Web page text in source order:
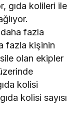
gıda kolileri ile
fazla
fazla kişinin
olan ekipler
kolisi
kolisi sayısı